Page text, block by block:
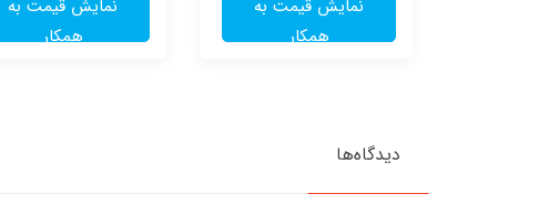
نمایش قیمت به
همکار
نمایش قیمت به
همکار
دیدگاه‌ها